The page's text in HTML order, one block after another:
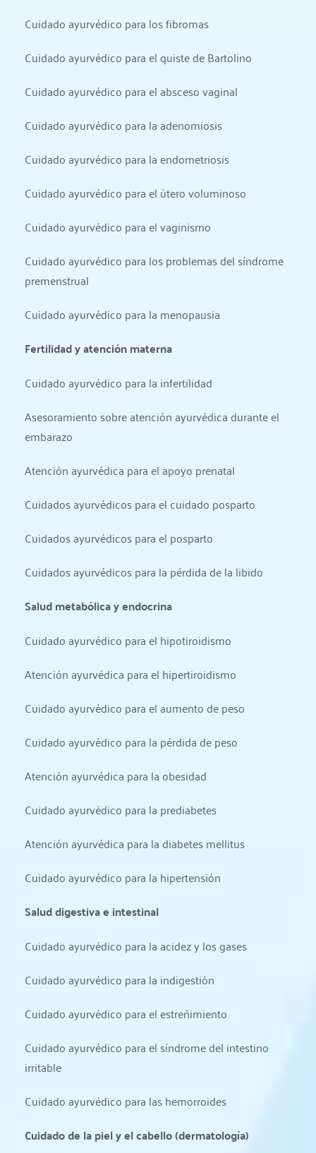
Cuidado ayurvédico para los fibromas
Cuidado ayurvédico para el quiste de Bartolino
Cuidado ayurvédico para el absceso vaginal
Cuidado ayurvédico para la adenomiosis
Cuidado ayurvédico para la endometriosis
Cuidado ayurvédico para el útero voluminoso
Cuidado ayurvédico para el vaginismo
Cuidado ayurvédico para los problemas del síndrome
premenstrual
Cuidado ayurvédico para la menopausia
Fertilidad y atención materna
Cuidado ayurvédico para la infertilidad
Asesoramiento sobre atención ayurvédica durante el
embarazo
Atención ayurvédica para el apoyo prenatal
Cuidados ayurvédicos para el cuidado posparto
Cuidados ayurvédicos para el posparto
Cuidados ayurvédicos para la pérdida de la libido
Salud metabólica y endocrina
Cuidado ayurvédico para el hipotiroidismo
Atención ayurvédica para el hipertiroidismo
Cuidado ayurvédico para el aumento de peso
Cuidado ayurvédico para la pérdida de peso
Atención ayurvédica para la obesidad
Cuidado ayurvédico para la prediabetes
Atención ayurvédica para la diabetes mellitus
Cuidado ayurvédico para la hipertensión
Salud digestiva e intestinal
Cuidado ayurvédico para la acidez y los gases
Cuidado ayurvédico para la indigestión
Cuidado ayurvédico para el estreñimiento
Cuidado ayurvédico para el síndrome del intestino
irritable
Cuidado ayurvédico para las hemorroides
Cuidado de la piel y el cabello (dermatología)